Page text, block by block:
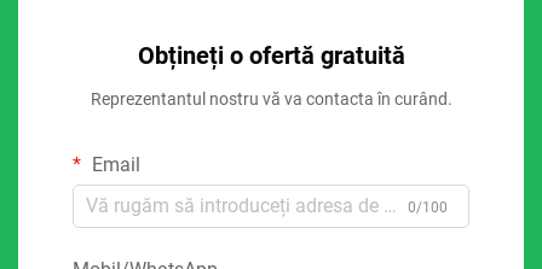
Obțineți o ofertă gratuită
Reprezentantul nostru vă va contacta în curând.
Email
0/100